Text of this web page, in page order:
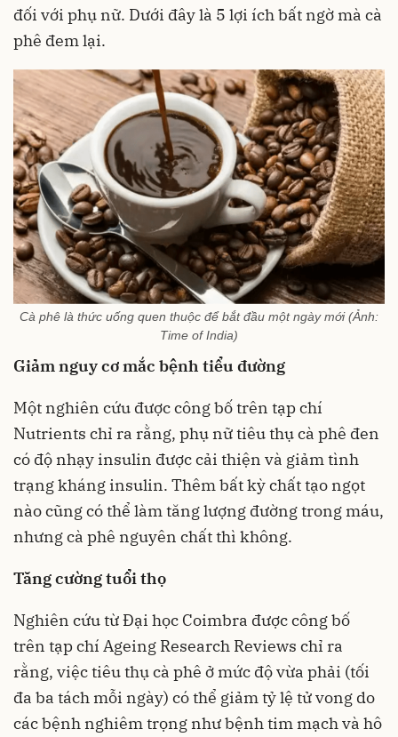
đối với phụ nữ. Dưới đây là 5 lợi ích bất ngờ mà cà
phê đem lại.
Cà phê là thức uống quen thuộc để bắt đầu một ngày mới (Ảnh:
Time of India)
Giảm nguy cơ mắc bệnh tiểu đường
Một nghiên cứu được công bố trên tạp chí
Nutrients chỉ ra rằng, phụ nữ tiêu thụ cà phê đen
có độ nhạy insulin được cải thiện và giảm tình
trạng kháng insulin. Thêm bất kỳ chất tạo ngọt
nào cũng có thể làm tăng lượng đường trong máu,
nhưng cà phê nguyên chất thì không.
Tăng cường tuổi thọ
Nghiên cứu từ Đại học Coimbra được công bố
trên tạp chí Ageing Research Reviews chỉ ra
rằng, việc tiêu thụ cà phê ở mức độ vừa phải (tối
đa ba tách mỗi ngày) có thể giảm tỷ lệ tử vong do
các bệnh nghiêm trọng như bệnh tim mạch và hô